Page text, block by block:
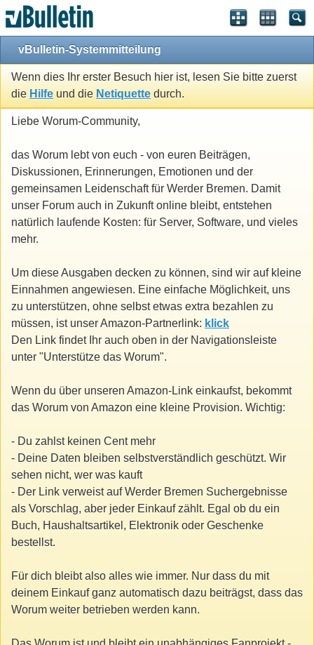
vBulletin-Systemmitteilung
Wenn dies Ihr erster Besuch hier ist, lesen Sie bitte zuerst
die Hilfe und die Netiquette durch.
Liebe Worum-Community,
das Worum lebt von euch - von euren Beiträgen,
Diskussionen, Erinnerungen, Emotionen und der
gemeinsamen Leidenschaft für Werder Bremen. Damit
unser Forum auch in Zukunft online bleibt, entstehen
natürlich laufende Kosten: für Server, Software, und vieles
mehr.
Um diese Ausgaben decken zu können, sind wir auf kleine
Einnahmen angewiesen. Eine einfache Möglichkeit, uns
zu unterstützen, ohne selbst etwas extra bezahlen zu
müssen, ist unser Amazon-Partnerlink: klick
Den Link findet Ihr auch oben in der Navigationsleiste
unter "Unterstütze das Worum".
Wenn du über unseren Amazon-Link einkaufst, bekommt
das Worum von Amazon eine kleine Provision. Wichtig:
- Du zahlst keinen Cent mehr
- Deine Daten bleiben selbstverständlich geschützt. Wir
sehen nicht, wer was kauft
- Der Link verweist auf Werder Bremen Suchergebnisse
als Vorschlag, aber jeder Einkauf zählt. Egal ob du ein
Buch, Haushaltsartikel, Elektronik oder Geschenke
bestellst.
Für dich bleibt also alles wie immer. Nur dass du mit
deinem Einkauf ganz automatisch dazu beiträgst, dass das
Worum weiter betrieben werden kann.